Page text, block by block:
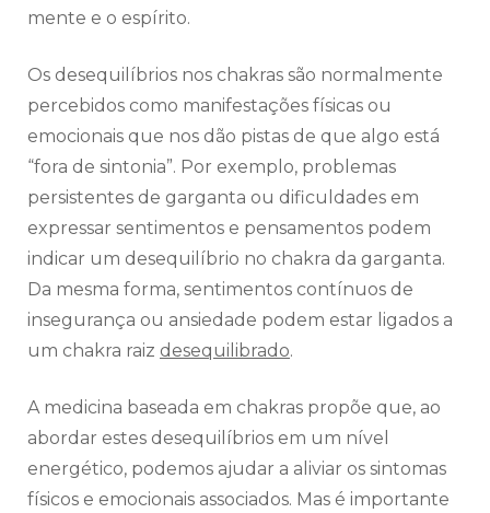
mente e o espírito.
Os desequilíbrios nos chakras são normalmente
percebidos como manifestações físicas ou
emocionais que nos dão pistas de que algo está
“fora de sintonia”. Por exemplo, problemas
persistentes de garganta ou dificuldades em
expressar sentimentos e pensamentos podem
indicar um desequilíbrio no chakra da garganta.
Da mesma forma, sentimentos contínuos de
insegurança ou ansiedade podem estar ligados a
um chakra raiz desequilibrado.
A medicina baseada em chakras propõe que, ao
abordar estes desequilíbrios em um nível
energético, podemos ajudar a aliviar os sintomas
físicos e emocionais associados. Mas é importante